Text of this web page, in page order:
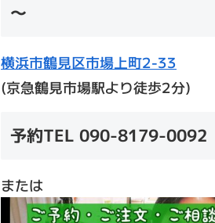
～
横浜市鶴見区市場上町2-33
(京急鶴見市場駅より徒歩2分)
予約TEL 090-8179-0092
または